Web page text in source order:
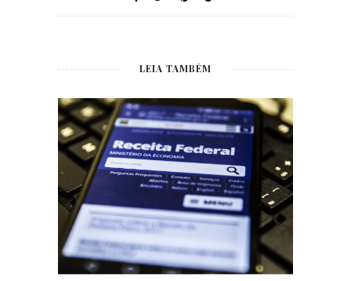
LEIA TAMBÉM